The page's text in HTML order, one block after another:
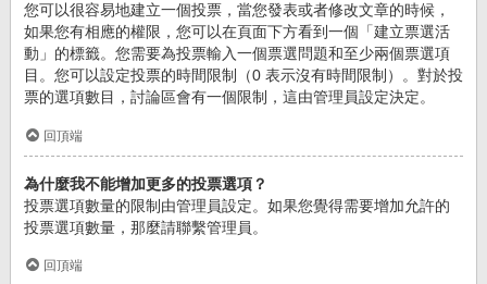
您可以很容易地建立一個投票，當您發表或者修改文章的時候，
如果您有相應的權限，您可以在頁面下方看到一個「建立票選活
動」的標籤。您需要為投票輸入一個票選問題和至少兩個票選項
目。您可以設定投票的時間限制（0 表示沒有時間限制）。對於投
票的選項數目，討論區會有一個限制，這由管理員設定決定。
回頂端
為什麼我不能增加更多的投票選項？
投票選項數量的限制由管理員設定。如果您覺得需要增加允許的
投票選項數量，那麼請聯繫管理員。
回頂端